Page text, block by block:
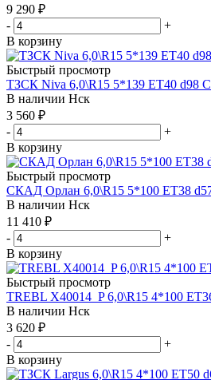
9 290 ₽
-
+
В корзину
Быстрый просмотр
ТЗСК Niva 6,0\R15 5*139 ET40 d98
В наличии Нск
3 560 ₽
-
+
В корзину
Быстрый просмотр
СКАД Орлан 6,0\R15 5*100 ET38
В наличии Нск
11 410 ₽
-
+
В корзину
Быстрый просмотр
TREBL X40014_P 6,0\R15 4*100
В наличии Нск
3 620 ₽
-
+
В корзину